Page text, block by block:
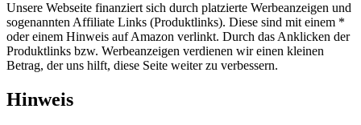
Unsere Webseite finanziert sich durch platzierte Werbeanzeigen und
sogenannten Affiliate Links (Produktlinks). Diese sind mit einem *
oder einem Hinweis auf Amazon verlinkt. Durch das Anklicken der
Produktlinks bzw. Werbeanzeigen verdienen wir einen kleinen
Betrag, der uns hilft, diese Seite weiter zu verbessern.
Hinweis